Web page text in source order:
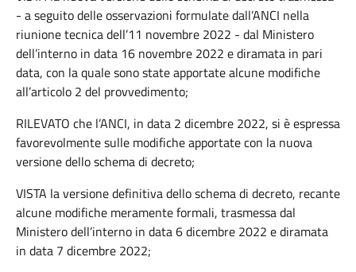
- a seguito delle osservazioni formulate dall’ANCI nella
riunione tecnica dell’11 novembre 2022 - dal Ministero
dell’interno in data 16 novembre 2022 e diramata in pari
data, con la quale sono state apportate alcune modifiche
all’articolo 2 del provvedimento;
RILEVATO che l’ANCI, in data 2 dicembre 2022, si è espressa
favorevolmente sulle modifiche apportate con la nuova
versione dello schema di decreto;
VISTA la versione definitiva dello schema di decreto, recante
alcune modifiche meramente formali, trasmessa dal
Ministero dell’interno in data 6 dicembre 2022 e diramata
in data 7 dicembre 2022;